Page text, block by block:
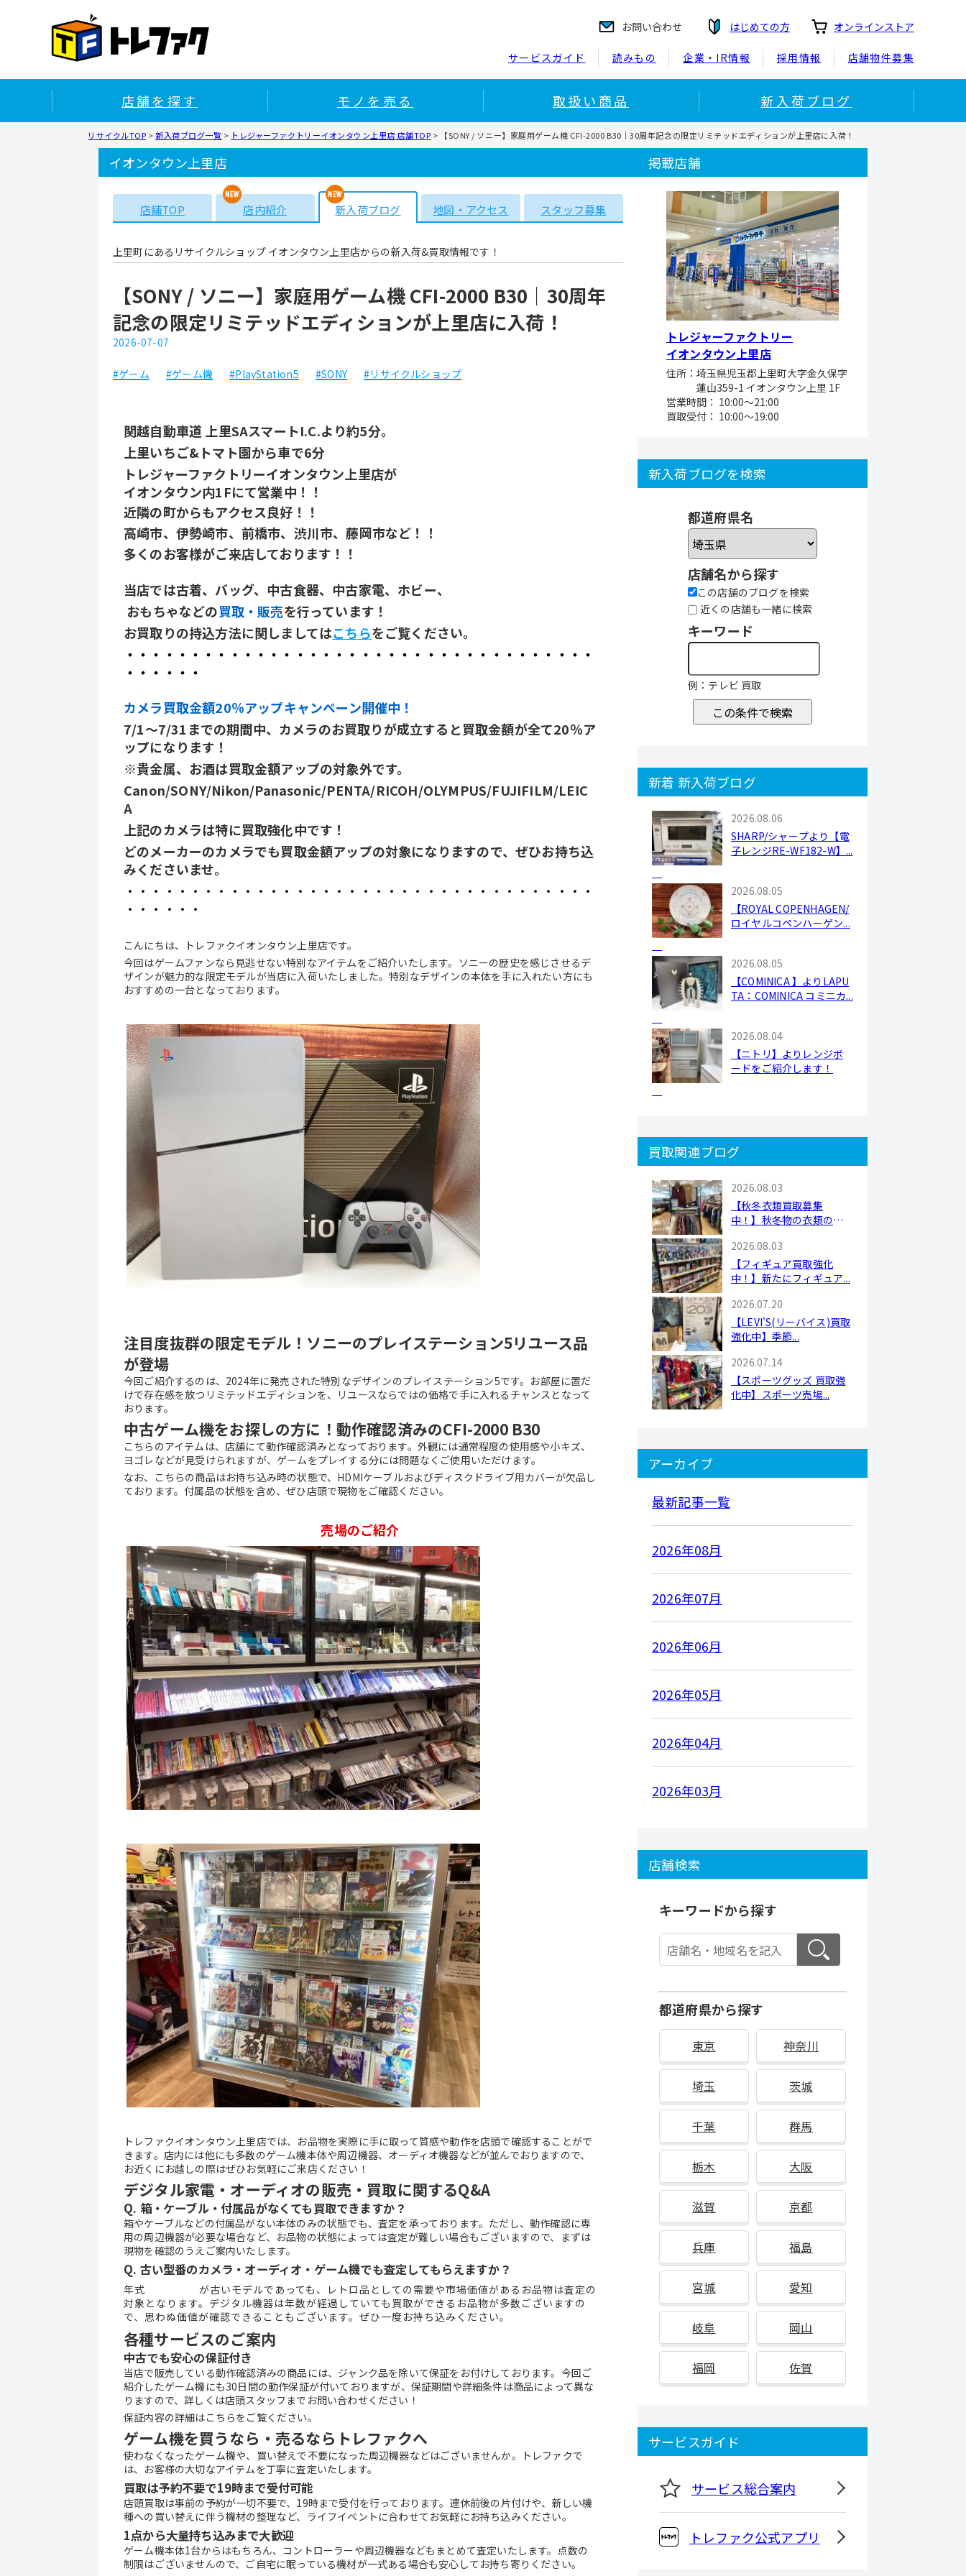
お問い合わせ はじめての方 オンラインストア
サービスガイド 読みもの 企業・IR情報 採用情報 店舗物件募集
店舗を探す モノを売る 取扱い商品 新入荷ブログ
リサイクルTOP >新入荷ブログ一覧 > トレジャーファクトリーイオンタウン上里店 店舗TOP > 【SONY / ソニー】家庭用ゲーム機 CFI-2000 B30｜30周年記念の限定リミテッドエディションが上里店に入荷！
イオンタウン上里店
店舗TOP 店内紹介 新入荷ブログ 地図・アクセス スタッフ募集
上里町にあるリサイクルショップ イオンタウン上里店からの新入荷&買取情報です！
【SONY / ソニー】家庭用ゲーム機 CFI-2000 B30｜30周年
記念の限定リミテッドエディションが上里店に入荷！
2026-07-07
#ゲーム #ゲーム機 #PlayStation5 #SONY #リサイクルショップ
関越自動車道 上里SAスマートI.C.より約5分。
上里いちご&トマト園から車で6分
トレジャーファクトリーイオンタウン上里店が
イオンタウン内1Fにて営業中！！
近隣の町からもアクセス良好！！
高崎市、伊勢崎市、前橋市、渋川市、藤岡市など！！
多くのお客様がご来店しております！！
当店では古着、バッグ、中古食器、中古家電、﻿ホビー、
おもちゃなどの買取・販売を行っています！
お買取りの持込方法に関しましてはこちらをご覧ください。
・・・・・・・・・・・・・・・・・・・・・・・・・・・・・・・・・・・・
・・・・・・
カメラ買取金額20％アップキャンペーン開催中！
7/1～7/31までの期間中、カメラのお買取りが成立すると買取金額が全て20％ア
ップになります！
※貴金属、お酒は買取金額アップの対象外です。
Canon/SONY/Nikon/Panasonic/PENTA/RICOH/OLYMPUS/FUJIFILM/LEIC
A
上記のカメラは特に買取強化中です！
どのメーカーのカメラでも買取金額アップの対象になりますので、ぜひお持ち込
みくださいませ。
・・・・・・・・・・・・・・・・・・・・・・・・・・・・・・・・・・・・
・・・・・・
こんにちは、トレファクイオンタウン上里店です。
今回はゲームファンなら見逃せない特別なアイテムをご紹介いたします。ソニーの歴史を感じさせるデ
ザインが魅力的な限定モデルが当店に入荷いたしました。特別なデザインの本体を手に入れたい方にも
おすすめの一台となっております。
注目度抜群の限定モデル！ソニーのプレイステーション5リユース品
が登場
今回ご紹介するのは、2024年に発売された特別なデザインのプレイステーション5です。お部屋に置だ
けで存在感を放つリミテッドエディションを、リユースならではの価格で手に入れるチャンスとなって
おります。
中古ゲーム機をお探しの方に！動作確認済みのCFI-2000 B30
こちらのアイテムは、店舗にて動作確認済みとなっております。外観には通常程度の使用感や小キズ、
ヨゴレなどが見受けられますが、ゲームをプレイする分には問題なくご使用いただけます。
なお、こちらの商品はお持ち込み時の状態で、HDMIケーブルおよびディスクドライブ用カバーが欠品し
ております。付属品の状態を含め、ぜひ店頭で現物をご確認ください。
売場のご紹介
トレファクイオンタウン上里店では、お品物を実際に手に取って質感や動作を店頭で確認することがで
きます。店内には他にも多数のゲーム機本体や周辺機器、オーディオ機器などが並んでおりますので、
お近くにお越しの際はぜひお気軽にご来店ください！
デジタル家電・オーディオの販売・買取に関するQ&A
Q. 箱・ケーブル・付属品がなくても買取できますか？
箱やケーブルなどの付属品がない本体のみの状態でも、査定を承っております。ただし、動作確認に専
用の周辺機器が必要な場合など、お品物の状態によっては査定が難しい場合もございますので、まずは
現物を確認のうえご案内いたします。
Q. 古い型番のカメラ・オーディオ・ゲーム機でも査定してもらえますか？
年式     が古いモデルであっても、レトロ品としての需要や市場価値があるお品物は査定の
対象となります。デジタル機器は年数が経過していても買取ができるお品物が多数ございますの
で、思わぬ価値が確認できることもございます。ぜひ一度お持ち込みください。
各種サービスのご案内
中古でも安心の保証付き
当店で販売している動作確認済みの商品には、ジャンク品を除いて保証をお付けしております。今回ご
紹介したゲーム機にも30日間の動作保証が付いておりますが、保証期間や詳細条件は商品によって異な
りますので、詳しくは店頭スタッフまでお問い合わせください！
保証内容の詳細はこちらをご覧ください。
ゲーム機を買うなら・売るならトレファクへ
使わなくなったゲーム機や、買い替えで不要になった周辺機器などはございませんか。トレファクで
は、お客様の大切なアイテムを丁寧に査定いたします。
買取は予約不要で19時まで受付可能
店頭買取は事前の予約が一切不要で、19時まで受付を行っております。連休前後の片付けや、新しい機
種への買い替えに伴う機材の整理など、ライフイベントに合わせてお気軽にお持ち込みください。
1点から大量持ち込みまで大歓迎
ゲーム機本体1台からはもちろん、コントローラーや周辺機器などもまとめて査定いたします。点数の
制限はございませんので、ご自宅に眠っている機材が一式ある場合も安心してお持ち寄りください。
掲載店舗
トレジャーファクトリー
イオンタウン上里店
住所：埼玉県児玉郡上里町大字金久保字
蓮山359-1 イオンタウン上里 1F
営業時間： 10:00～21:00
買取受付： 10:00～19:00
新入荷ブログを検索
都道府県名
店舗名から探す
この店舗のブログを検索
近くの店舗も一緒に検索
キーワード
例：テレビ 買取
この条件で検索
新着 新入荷ブログ
2026.08.06
SHARP/シャープより【電
子レンジRE-WF182-W】...
2026.08.05
【ROYAL COPENHAGEN/
ロイヤルコペンハーゲン...
2026.08.05
【COMINICA 】よりLAPU
TA：COMINICA コミニカ...
2026.08.04
【ニトリ】よりレンジボ
ードをご紹介します！
買取関連ブログ
2026.08.03
【秋冬衣類買取募集
中！】秋冬物の衣類の買
2026.08.03
【フィギュア買取強化
中！】新たにフィギュア...
2026.07.20
【LEVI'S(リーバイス)買取
強化中】季節...
2026.07.14
【スポーツグッズ 買取強
化中】スポーツ売場...
アーカイブ
最新記事一覧
2026年08月
2026年07月
2026年06月
2026年05月
2026年04月
2026年03月
店舗検索
キーワードから探す
都道府県から探す
東京 神奈川
埼玉 茨城
千葉 群馬
栃木 大阪
滋賀 京都
兵庫 福島
宮城 愛知
岐阜 岡山
福岡 佐賀
サービスガイド
サービス総合案内
トレファク公式アプリ